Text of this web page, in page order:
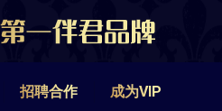
招聘合作 成为VIP